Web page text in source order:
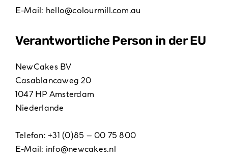
E-Mail: hello@colourmill.com.au
Verantwortliche Person in der EU
NewCakes BV
Casablancaweg 20
1047 HP Amsterdam
Niederlande
Telefon: +31 (0)85 – 00 75 800
E-Mail: info@newcakes.nl